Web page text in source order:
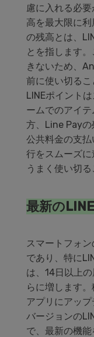
慮に入れる必
高を最大限に
の残高とは、
とを指します
きないため、
前に使い切るこ
LINEポイント
ームでのアイ
方、Line Payの
公共料金の支
行をスムーズ
うまく使い切
最新の
スマートフォ
であり、特に
は、14日以上
らに増します
アプリにアッ
バージョンの
で、最新の機